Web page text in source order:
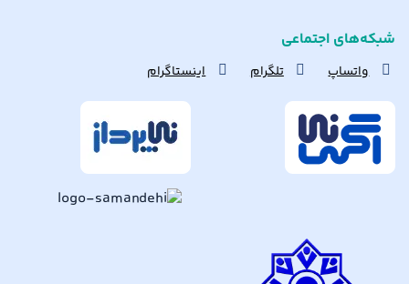
شبکه‌های اجتماعی
واتساپ تلگرام اینستاگرام